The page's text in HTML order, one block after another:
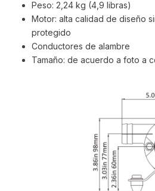
Peso: 2,24 kg (4,9 libras)
Motor: alta calidad de diseño
protegido
Conductores de alambre
Tamaño: de acuerdo a foto a